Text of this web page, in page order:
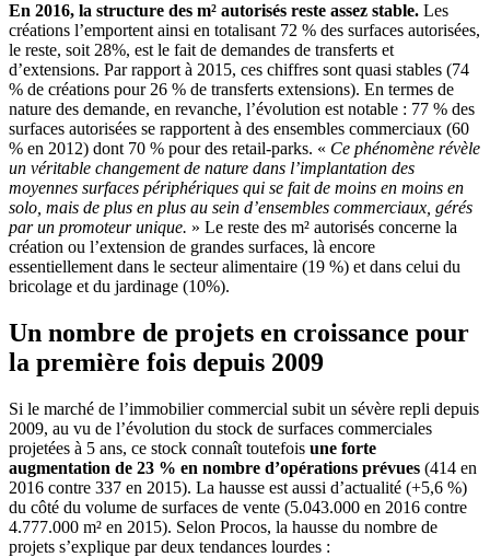
En 2016, la structure des m² autorisés reste assez stable. Les
créations l’emportent ainsi en totalisant 72 % des surfaces autorisées,
le reste, soit 28%, est le fait de demandes de transferts et
d’extensions. Par rapport à 2015, ces chiffres sont quasi stables (74
% de créations pour 26 % de transferts extensions). En termes de
nature des demande, en revanche, l’évolution est notable : 77 % des
surfaces autorisées se rapportent à des ensembles commerciaux (60
% en 2012) dont 70 % pour des retail-parks. « Ce phénomène révèle
un véritable changement de nature dans l’implantation des
moyennes surfaces périphériques qui se fait de moins en moins en
solo, mais de plus en plus au sein d’ensembles commerciaux, gérés
par un promoteur unique. » Le reste des m² autorisés concerne la
création ou l’extension de grandes surfaces, là encore
essentiellement dans le secteur alimentaire (19 %) et dans celui du
bricolage et du jardinage (10%).
Un nombre de projets en croissance pour
la première fois depuis 2009
Si le marché de l’immobilier commercial subit un sévère repli depuis
2009, au vu de l’évolution du stock de surfaces commerciales
projetées à 5 ans, ce stock connaît toutefois une forte
augmentation de 23 % en nombre d’opérations prévues (414 en
2016 contre 337 en 2015). La hausse est aussi d’actualité (+5,6 %)
du côté du volume de surfaces de vente (5.043.000 en 2016 contre
4.777.000 m² en 2015). Selon Procos, la hausse du nombre de
projets s’explique par deux tendances lourdes :